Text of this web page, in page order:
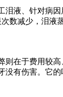
液、针对病
数减少，泪
在于费用较
有伤害。它